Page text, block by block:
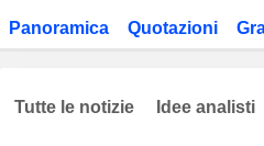
Panoramica Quotazioni
Tutte le notizie Idee analisti